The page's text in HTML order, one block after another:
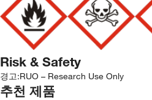
Risk & Safety
경고:RUO – Research Use Only
추천 제품